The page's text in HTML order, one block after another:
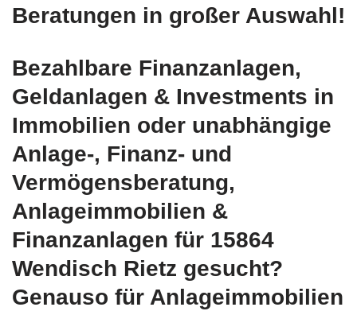
Beratungen in großer Auswahl!
Bezahlbare Finanzanlagen,
Geldanlagen & Investments in
Immobilien oder unabhängige
Anlage-, Finanz- und
Vermögensberatung,
Anlageimmobilien &
Finanzanlagen für 15864
Wendisch Rietz gesucht?
Genauso für Anlageimmobilien